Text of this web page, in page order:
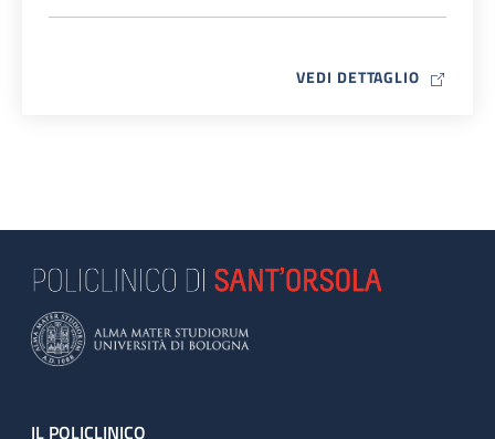
VEDI DETTAGLIO MAP ICON
IL POLICLINICO